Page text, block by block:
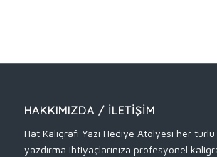
HAKKIMIZDA / İLETIŞIM
Hat Kaligrafi Yazı Hediye Atölyesi her türlü
yazdırma ihtiyaçlarınıza profesyonel